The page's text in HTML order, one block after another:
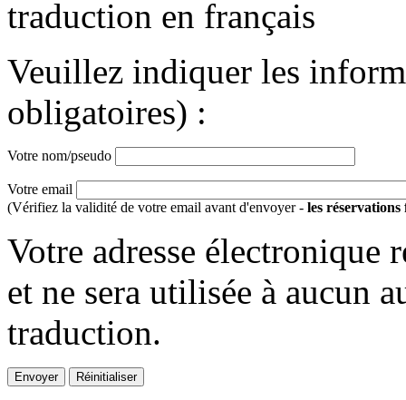
traduction en français
Veuillez indiquer les
obligatoires) :
Votre nom/pseudo
Votre email
(Vérifiez la validité de votre email avant d'envoyer - les réservations
Votre adresse électronique
et ne sera utilisée à aucun
traduction.